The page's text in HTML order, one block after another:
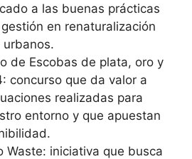
a las buenas prácticas
en renaturalización
de Escobas de plata, oro y
concurso que da valor a
realizadas para
entorno y que apuestan
Waste: iniciativa que busca